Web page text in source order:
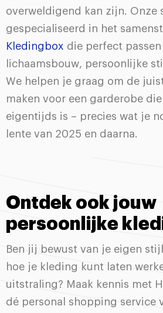
overweldigend kan zijn. Onze
gespecialiseerd in het
Kledingbox die perfect
lichaamsbouw, persoonlijke
We helpen je graag om de
maken voor een garderobe
eigentijds is – precies wat je
lente van 2025 en daarna.
Ontdek ook jouw
persoonlijke
Ben jij bewust van je eigen
hoe je kleding kunt laten
uitstraling? Maak kennis met
dé personal shopping service